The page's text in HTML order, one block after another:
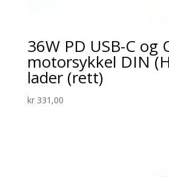
36W PD USB-C og
motorsykkel DIN
lader (rett)
kr331,00